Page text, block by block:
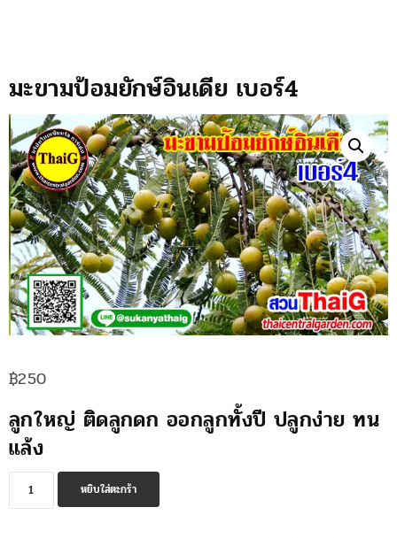
มะขามป้อมยักษ์อินเดีย เบอร์4
฿250
ลูกใหญ่ ติดลูกดก ออกลูกทั้งปี ปลูกง่าย ทน
แล้ง
จำนวน
มะขาม
หยิบใส่ตะกร้า